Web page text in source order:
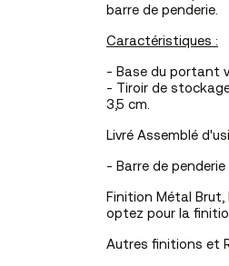
barre de penderie.
Caractéristiques :
- Base du portant
- Tiroir de
3,5 cm.
Livré Assemblé
- Barre de
Finition Métal Brut,
optez pour la
Autres finitions et